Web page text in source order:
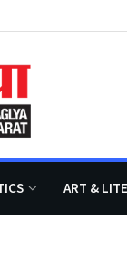
ART &